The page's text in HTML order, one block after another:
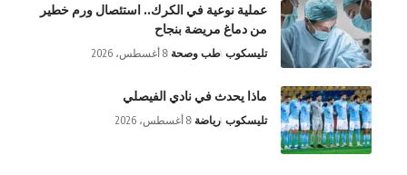
عملية نوعية في الكرك.. استئصال ورم خطير
من دماغ مريضة بنجاح
تليسكوب طب وصحة 8 أغسطس، 2026
ماذا يحدث في نادي الفيصلي
تليسكوب رياضة 8 أغسطس، 2026